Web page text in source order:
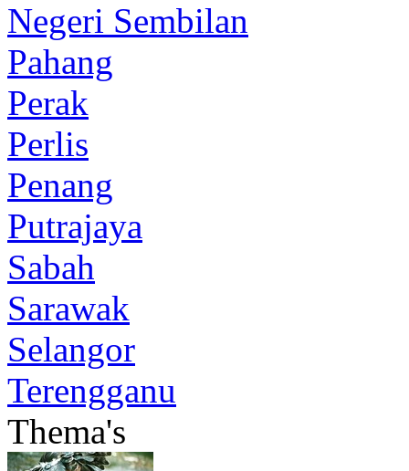
Negeri Sembilan
Pahang
Perak
Perlis
Penang
Putrajaya
Sabah
Sarawak
Selangor
Terengganu
Thema's